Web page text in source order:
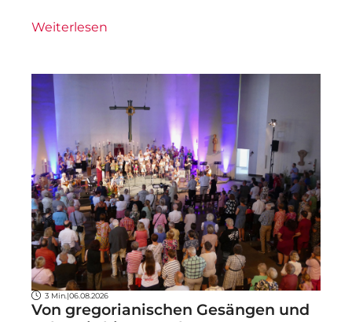
Weiterlesen
3 Min. |06.08.2026
Von gregorianischen Gesängen und